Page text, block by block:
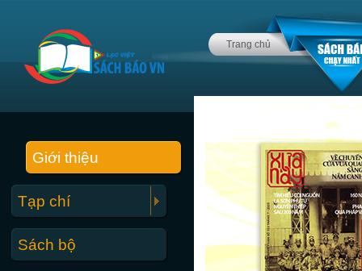
Trang chủ
Giới thiệu
Tạp chí
Sách bộ